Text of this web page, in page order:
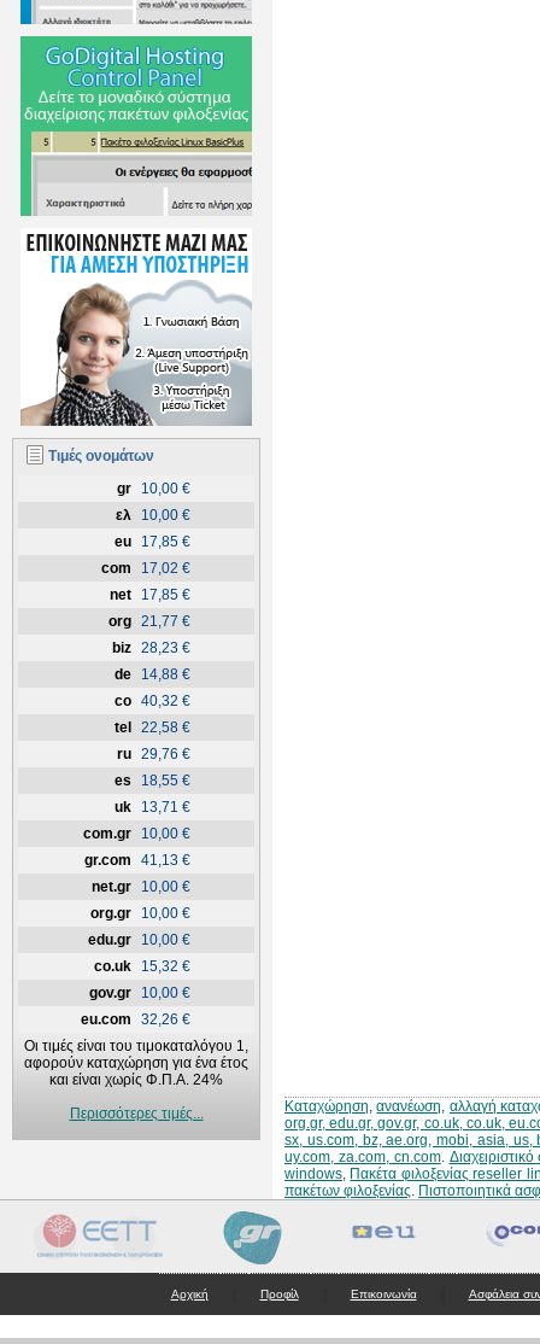
Τιμές ονομάτων
gr
10,00 €
ελ
10,00 €
eu
17,85 €
com
17,02 €
net
17,85 €
org 21,77 €
biz 28,23 €
de
14,88 €
co 40,32 €
tel
22,58 €
ru 29,76 €
es
18,55 €
uk
13,71 €
com.gr
10,00 €
gr.com
41,13 €
net.gr
10,00 €
org.gr
10,00 €
edu.gr
10,00 €
co.uk
15,32 €
gov.gr
10,00 €
eu.com
32,26 €
Οι τιμές είναι του τιμοκαταλόγου 1,
αφορούν καταχώρηση για ένα έτος
και είναι χωρίς Φ.Π.Α. 24%
Περισσότερες τιμές...
Καταχώρηση,ανανέωση, αλλαγή
org.gr, edu.gr, gov.gr, co.uk, co.uk,
sx, us.com, bz, ae.org, mobi, asia, us,
uy.com, za.com, cn.com.
windows, Πακέτα φιλοξενίας reseller
πακέτων φιλοξενίας. Πιστοποιητικά
Αρχική Προφίλ Επικοινωνία Ασφάλεια